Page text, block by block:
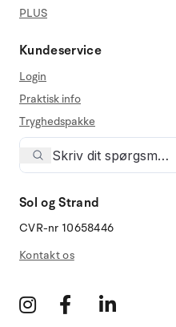
PLUS
Kundeservice
Login
Praktisk info
Tryghedspakke
Sol og Strand
CVR-nr 10658446
Kontakt os